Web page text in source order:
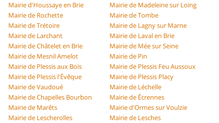
Mairie d'Houssaye en Brie
Mairie de Madeleine sur Loing
Mairie de Rochette
Mairie de Tombe
Mairie de Trétoire
Mairie de Lagny sur Marne
Mairie de Larchant
Mairie de Laval en Brie
Mairie de Châtelet en Brie
Mairie de Mée sur Seine
Mairie de Mesnil Amelot
Mairie de Pin
Mairie de Plessis aux Bois
Mairie de Plessis Feu Aussoux
Mairie de Plessis l'Évêque
Mairie de Plessis Placy
Mairie de Vaudoué
Mairie de Léchelle
Mairie de Chapelles Bourbon
Mairie de Écrennes
Mairie de Marêts
Mairie d'Ormes sur Voulzie
Mairie de Lescherolles
Mairie de Lesches